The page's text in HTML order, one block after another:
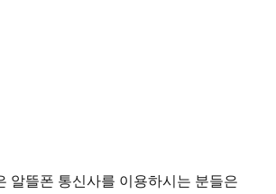
알뜰폰 통신사를 이용하시는 분들은